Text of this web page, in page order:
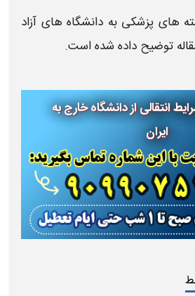
های پزشکی به دانشگاه های آزاد
توضیح داده شده است.
انتقالی از دانشگاه خارج به
ایران